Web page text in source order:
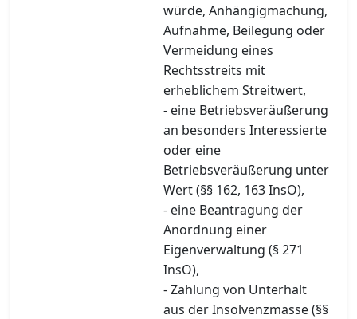
würde, Anhängigmachung,
Aufnahme, Beilegung oder
Vermeidung eines
Rechtsstreits mit
erheblichem Streitwert,
- eine Betriebsveräußerung
an besonders Interessierte
oder eine
Betriebsveräußerung unter
Wert (§§ 162, 163 InsO),
- eine Beantragung der
Anordnung einer
Eigenverwaltung (§ 271
InsO),
- Zahlung von Unterhalt
aus der Insolvenzmasse (§§